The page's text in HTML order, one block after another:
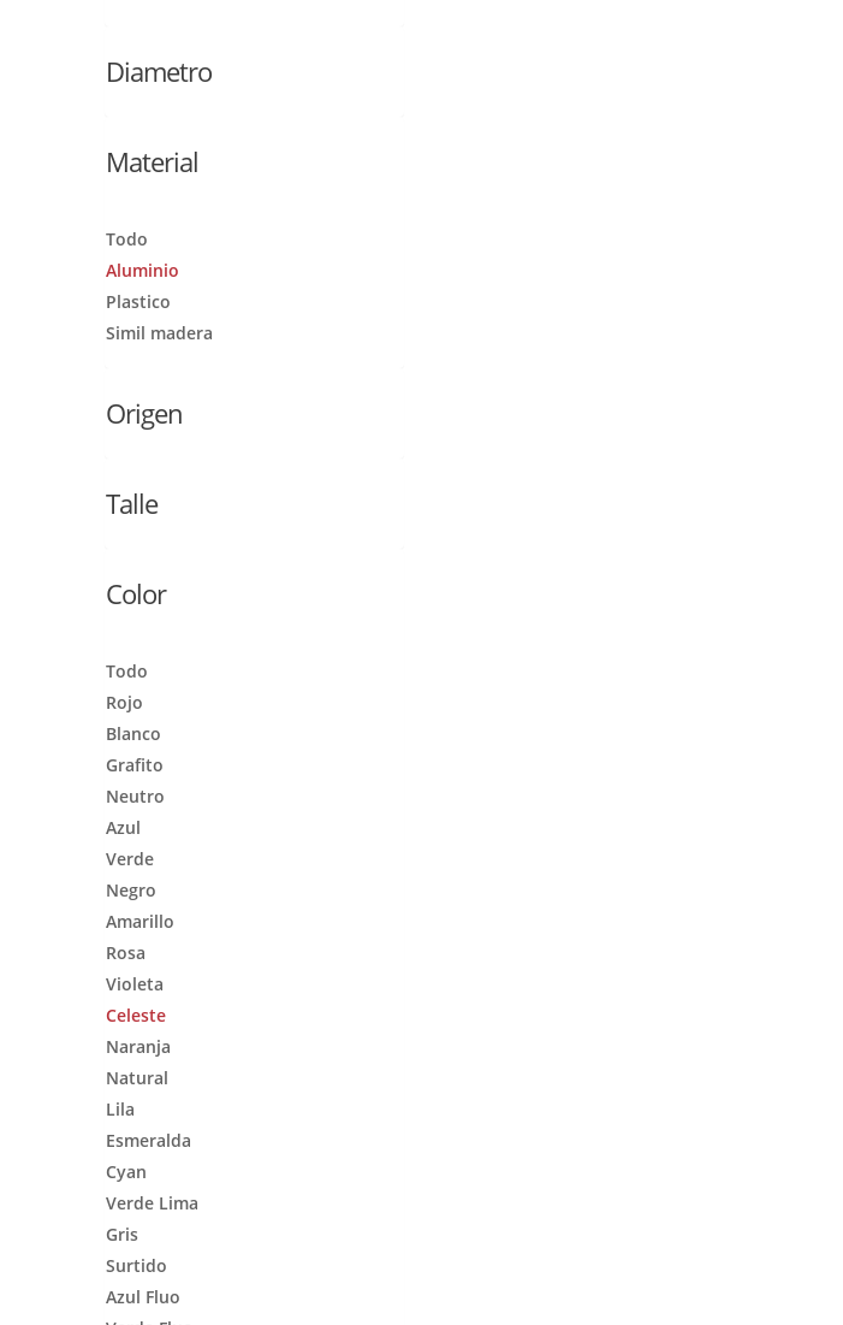
Diametro
Material
Todo
Aluminio
Plastico
Simil madera
Origen
Talle
Color
Todo
Rojo
Blanco
Grafito
Neutro
Azul
Verde
Negro
Amarillo
Rosa
Violeta
Celeste
Naranja
Natural
Lila
Esmeralda
Cyan
Verde Lima
Gris
Surtido
Azul Fluo